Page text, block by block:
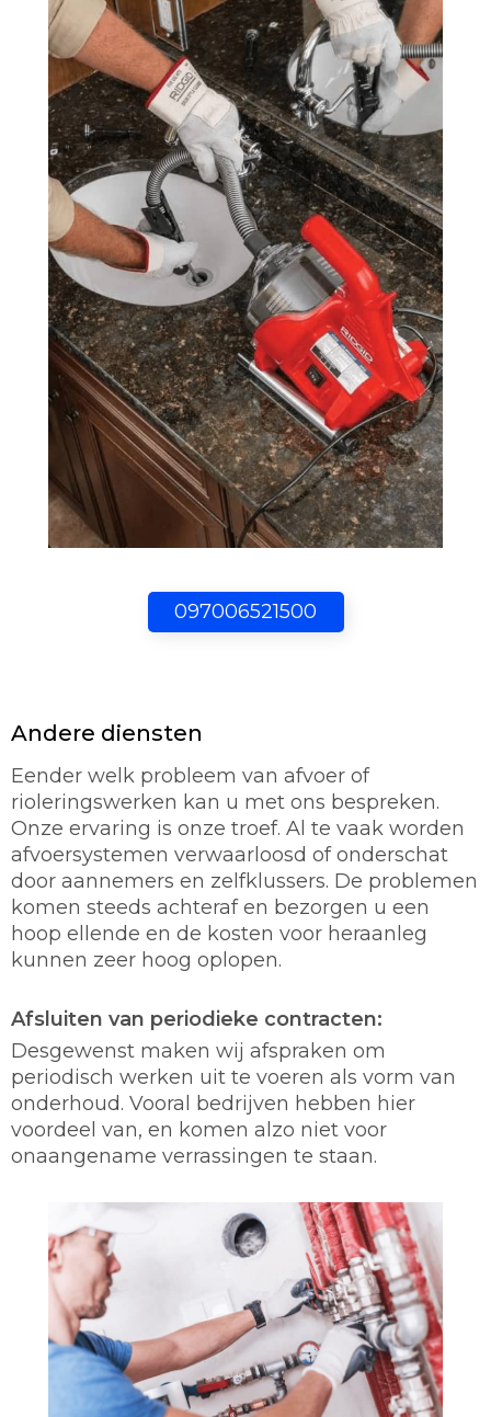
097006521500
Andere diensten
Eender welk probleem van afvoer of
rioleringswerken kan u met ons bespreken.
Onze ervaring is onze troef. Al te vaak worden
afvoersystemen verwaarloosd of onderschat
door aannemers en zelfklussers. De problemen
komen steeds achteraf en bezorgen u een
hoop ellende en de kosten voor heraanleg
kunnen zeer hoog oplopen.
Afsluiten van periodieke contracten:
Desgewenst maken wij afspraken om
periodisch werken uit te voeren als vorm van
onderhoud. Vooral bedrijven hebben hier
voordeel van, en komen alzo niet voor
onaangename verrassingen te staan.